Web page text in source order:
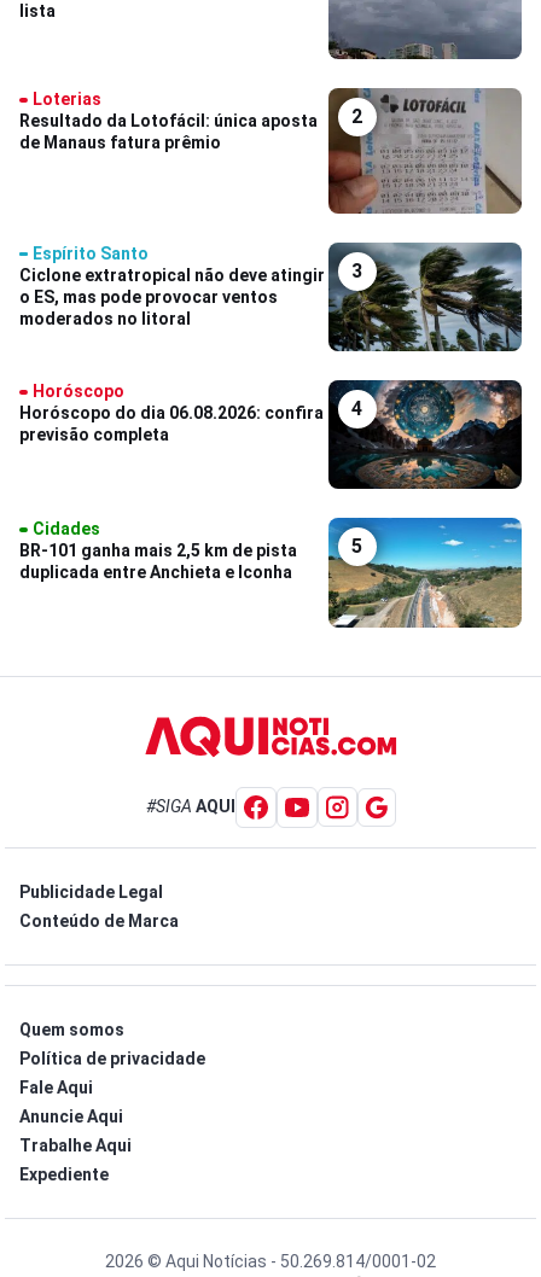
lista
2
Loterias
Resultado da Lotofácil: única aposta
de Manaus fatura prêmio
3
Espírito Santo
Ciclone extratropical não deve atingir
o ES, mas pode provocar ventos
moderados no litoral
4
Horóscopo
Horóscopo do dia 06.08.2026: confira
previsão completa
5
Cidades
BR-101 ganha mais 2,5 km de pista
duplicada entre Anchieta e Iconha
#SIGA AQUI
Publicidade Legal
Conteúdo de Marca
Quem somos
Política de privacidade
Fale Aqui
Anuncie Aqui
Trabalhe Aqui
Expediente
2026 © Aqui Notícias - 50.269.814/0001-02